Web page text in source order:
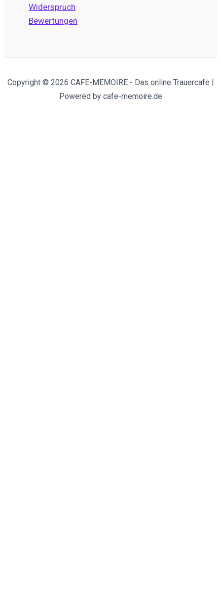
Widerspruch
Bewertungen
Copyright © 2026 CAFE-MEMOIRE - Das online Trauercafe |
Powered by cafe-memoire.de